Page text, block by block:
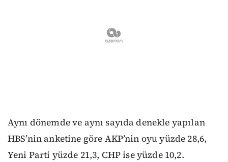
Aynı dönemde ve aynı sayıda denekle yapılan
HBS’nin anketine göre AKP’nin oyu yüzde 28,6,
Yeni Parti yüzde 21,3, CHP ise yüzde 10,2.